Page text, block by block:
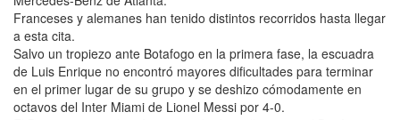
Franceses y alemanes han tenido distintos recorridos hasta llegar
a esta cita.
Salvo un tropiezo ante Botafogo en la primera fase, la escuadra
de Luis Enrique no encontró mayores dificultades para terminar
en el primer lugar de su grupo y se deshizo cómodamente en
octavos del Inter Miami de Lionel Messi por 4-0.